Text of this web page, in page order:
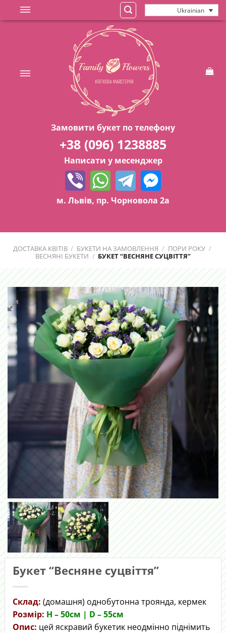
to
Ukrainian
Замовити букет по телефону
+38 (096) 1238885
Написати у месенджер
м. Львів, пр. Чорновола 2а
ДОСТАВКА КВІТІВ / БУКЕТИ НА ЗАМОВЛЕННЯ / ПОРИ РОКУ /
ВЕСНЯНІ БУКЕТИ / БУКЕТ “ВЕСНЯНЕ СУЦВІТТЯ”
Букет “Весняне суцвіття”
Склад: (домашня) однобутонна троянда, кермек
Розмір: H – 50cм | D – 55см
Опис: цей яскравий букетик неодмінно піднімить